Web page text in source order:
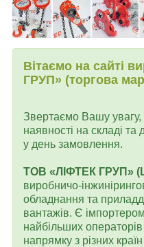
Вітаємо на сайті
ГРУП» (торгова
Звертаємо Вашу увагу,
наявності на складі
у день замовлення.
ТОВ «ЛІФТЕК ГРУП»
виробничо-
обладнання та
вантажів. Є
найбільших
напрямку з різних